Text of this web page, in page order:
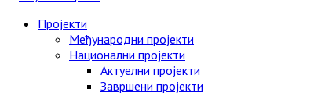
Пројекти
Међународни пројекти
Национални пројекти
Актуелни пројекти
Завршени пројекти